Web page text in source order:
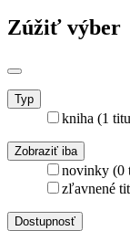
Zúžiť výber
Typ
kniha (1
Zobraziť iba
novinky (0
zľavnené
Dostupnosť